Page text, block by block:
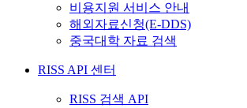
비용지원 서비스 안내
해외자료신청(E-DDS)
중국대학 자료 검색
RISS API 센터
RISS 검색 API